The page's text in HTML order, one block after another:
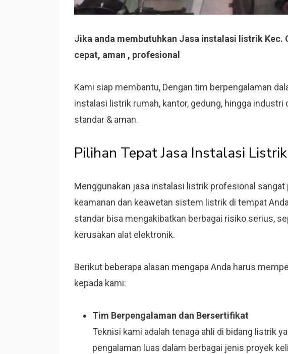
Jika anda membutuhkan Jasa instalasi listrik Kec.
cepat, aman , profesional
Kami siap membantu, Dengan tim berpengalaman
instalasi listrik rumah, kantor, gedung, hingga industri
standar & aman.
Pilihan Tepat Jasa Instalasi
Menggunakan jasa instalasi listrik profesional
keamanan dan keawetan sistem listrik di tempat
standar bisa mengakibatkan berbagai risiko serius,
kerusakan alat elektronik.
Berikut beberapa alasan mengapa Anda harus
kepada kami:
Tim Berpengalaman dan Bersertifikat
Teknisi kami adalah tenaga ahli di bidang listrik
pengalaman luas dalam berbagai jenis proyek